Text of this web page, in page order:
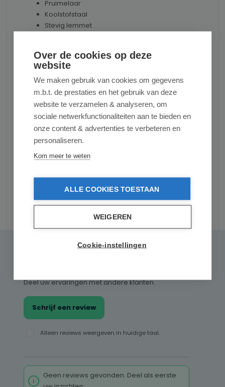
Pruimelaar
Koolstofstaal
Stevig lemmet
Lemmet: 16 cm.
Lengte: 31 cm.
Hoogte: 3,5 cm.
Productnummer:ROBERTHERDER2024600040005
Gewicht:0.13 kg
Deel uw ervaringen met andere klanten.
Schrijf een review
Alleen reviews weergeven in huidige taal.
Geen reviews gevonden. Deel als eerste
Over de cookies op deze
website
We maken gebruik van cookies om gegevens
m.b.t. de prestaties en het gebruik van deze
website te verzamelen & analyseren, om
sociale netwerkfunctionaliteiten aan te bieden en
onze content & advertenties te verbeteren en
personaliseren.
Kom meer te weten
ALLE COOKIES TOESTAAN
WEIGEREN
Cookie-instellingen